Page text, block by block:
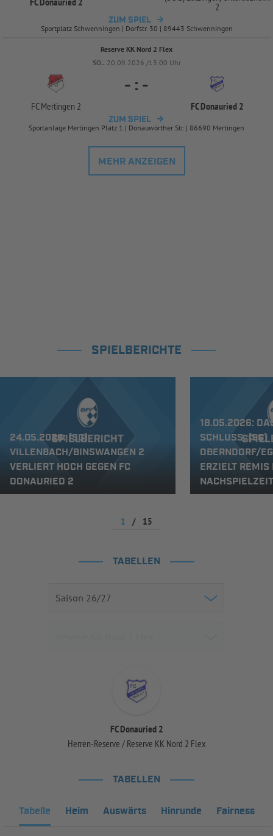
2
ZUM SPIEL
Sportplatz Schwenningen | Dorfstr. 30 | 89443 Schwenningen
Reserve KK Nord 2 Flex
SO.. 20.09.2026 /13:00 Uhr
FC Mertingen 2
- : -
FC Donauried 2
ZUM SPIEL
Sportanlage Mertingen Platz 1 | Donauwörther Str. | 86690 Mertingen
MEHR ANZEIGEN
SPIELBERICHTE
24.05.2026: (SG)
VILLENBACH/BINSWANGEN 2
VERLIERT HOCH GEGEN FC
DONAURIED 2
18.05.2026:
SCHLUSS: (SG)
OBERNDORF/
ERZIELT REMIS
NACHSPIELZEIT
1 / 15
TABELLEN
FC Donauried 2
Herren-Reserve / Reserve KK Nord 2 Flex
TABELLEN
Tabelle Heim Auswärts Hinrunde Fairness